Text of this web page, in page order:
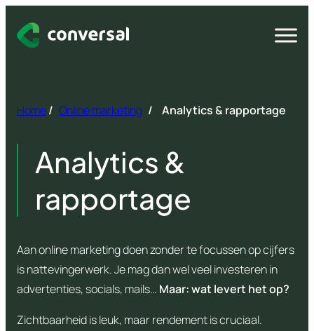
naar
Open
Home/ Online marketing / Analytics & rapportage
Analytics &
rapportage
Aan online marketing doen zonder te focussen op cijfers
is nattevingerwerk. Je mag dan wel veel investeren in
advertenties, socials, mails… Maar: wat levert het op?
Zichtbaarheid is leuk, maar rendement is cruciaal.